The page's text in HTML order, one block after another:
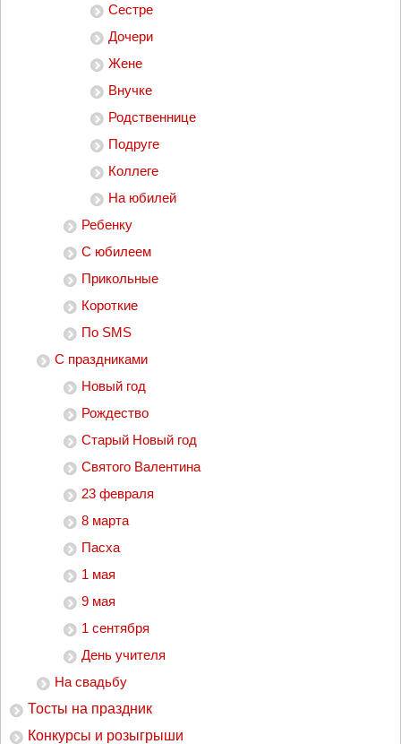
Сестре
Дочери
Жене
Внучке
Родственнице
Подруге
Коллеге
На юбилей
Ребенку
С юбилеем
Прикольные
Короткие
По SMS
С праздниками
Новый год
Рождество
Старый Новый год
Святого Валентина
23 февраля
8 марта
Пасха
1 мая
9 мая
1 сентября
День учителя
На свадьбу
Тосты на праздник
Конкурсы и розыгрыши